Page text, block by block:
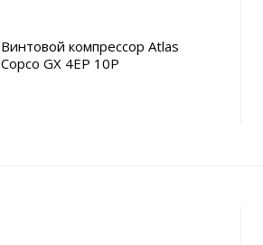
Винтовой компрессор Atlas
Copco GX 4EP 10P